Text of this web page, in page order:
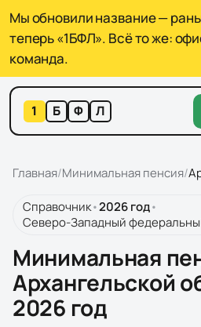
Мы обновили название —
теперь «1БФЛ». Всё то же:
команда.
1 Б Ф Л
Главная/Минимальная пенсия/
Справочник•2026год•
Северо-Западный
Минимальная
Архангельской
2026 год